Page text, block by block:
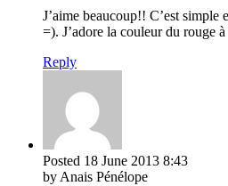
J’aime beaucoup!! C’est simple
=). J’adore la couleur du rouge
Reply
Posted 18 June 2013 8:43
by Anais Pénélope